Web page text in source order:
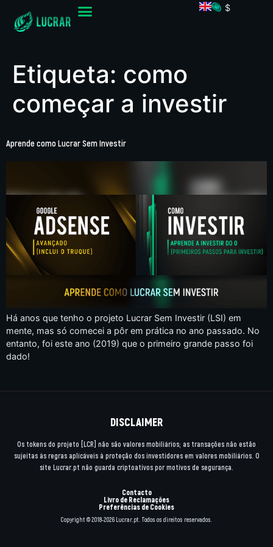
$
Etiqueta: como
começar a investir
Aprende como Lucrar Sem Investir
Há anos que tenho o projeto Lucrar Sem Investir (LSI) em
mente, mas só comecei a pôr em prática no ano passado. No
entanto, foi este ano (2019) que o primeiro grande passo foi
dado!
DISCLAIMER
Os tokens do projeto [LCR] não são valores mobiliários; as transações não estão
sujeitas às regras aplicáveis à proteção dos investidores em valores mobiliários. O
site Lucrar.pt não guarda criptoativos por motivos de segurança.
Contacto
Livro de Reclamações
Preferências de Cookies
Copyright © 2018-2026 Lucrar.pt. Todos os direitos reservados.